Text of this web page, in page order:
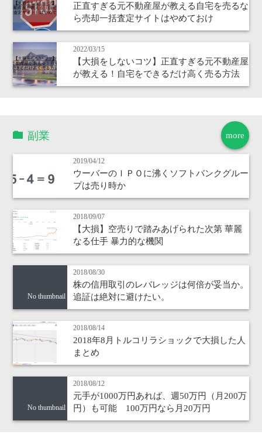
正直すぎる元不動産屋が教える自宅を売るな
ら売却一括査定サイトはやめておけ
2022/03/15
【大損をしないコツ】正直すぎる元不動産屋
が教える！自宅をできるだけ高く売る方法
more
副業
2019/04/12
ウーバーのＩＰＯに沸くソフトバンクグルー
プは売り時か
2018/09/07
【大損】空売りで踏みあげられた次第 華麗
なる仕手 暴力的な機関
No thumbnail
2018/08/30
株の信用取引のレバレッジは何倍が妥当か。
追証は絶対に避けたい。
2018/08/14
2018年8月トルコリラショックで大損した人
まとめ
No thumbnail
2018/08/12
元手が1000万円あれば、週50万円（月200万
円）も可能 100万円なら月20万円